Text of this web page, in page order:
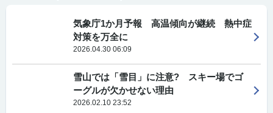
気象庁1か月予報 高温傾向が継続 熱中症
対策を万全に
2026.04.30 06:09
雪山では「雪目」に注意? スキー場でゴ
ーグルが欠かせない理由
2026.02.10 23:52